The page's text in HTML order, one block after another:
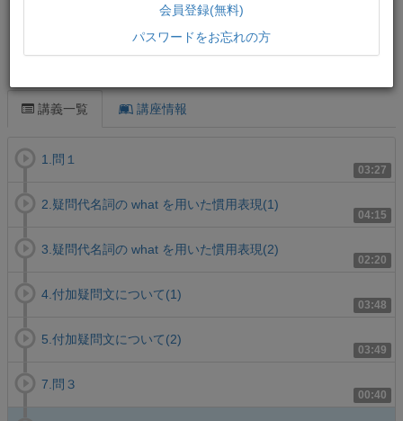
講義一覧 講座情報
03:27
1.問１
04:15
2.疑問代名詞の what を用いた慣用表現(1)
02:20
3.疑問代名詞の what を用いた慣用表現(2)
03:48
4.付加疑問文について(1)
03:49
5.付加疑問文について(2)
00:40
7.問３
会員登録(無料)
パスワードをお忘れの方